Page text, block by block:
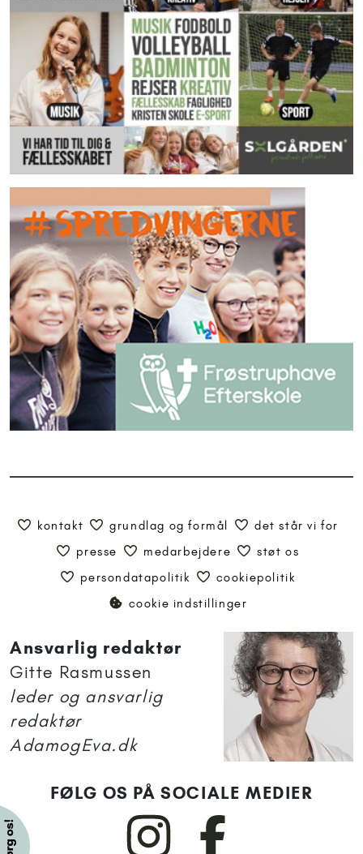
kontakt grundlag og formål
det står vi for
presse
medarbejdere
støt os
persondatapolitik
cookiepolitik
cookie indstillinger
Ansvarlig redaktør
Gitte Rasmussen
leder og ansvarlig
redaktør
AdamogEva.dk
FØLG OS PÅ SOCIALE MEDIER